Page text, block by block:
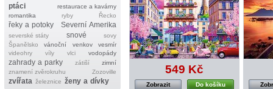
ptáci
restaurace a kavárny
romantika
ryby Řecko
řeky a potoky Severní Amerika
severské státy snové
sovy
Španělsko
vánoční venkov
vesmír
videohry
víly vlci vodopády
zahrady a parky zátiší
zimní
znamení zvěrokruhu
Zozoville
zvířata železnice ženy a dívky
549 Kč
Do košíku
Zobrazit